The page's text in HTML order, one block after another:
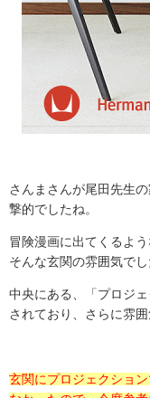
さんまさんが尾田先生
撃的でしたね。
冒険漫画に出てくるよ
そんな玄関の雰囲気でし
中央にある、「プロジ
されており、さらに雰
玄関にプロジェクショ